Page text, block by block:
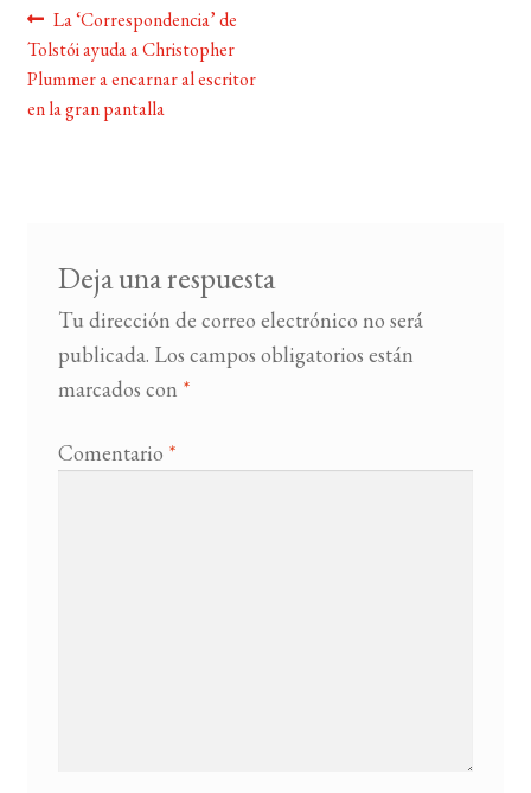
Navegación
de
entradas
Anterior:
La ‘Correspondencia’ de
Tolstói ayuda a Christopher
Plummer a encarnar al escritor
en la gran pantalla
Deja una respuesta
Tu dirección de correo electrónico no será
publicada. Los campos obligatorios están
marcados con *
Comentario *